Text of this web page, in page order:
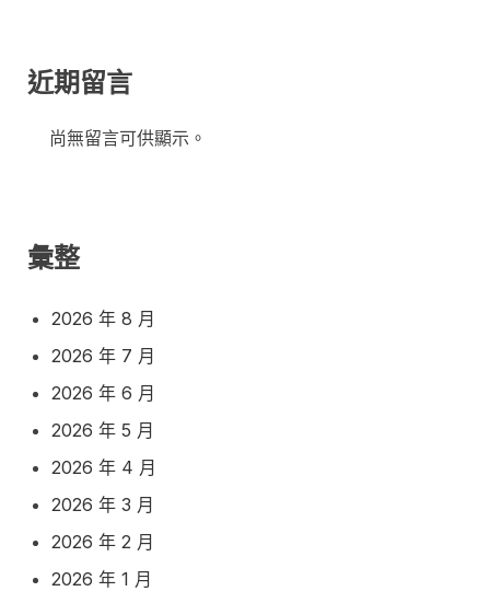
近期留言
尚無留言可供顯示。
彙整
2026 年 8 月
2026 年 7 月
2026 年 6 月
2026 年 5 月
2026 年 4 月
2026 年 3 月
2026 年 2 月
2026 年 1 月